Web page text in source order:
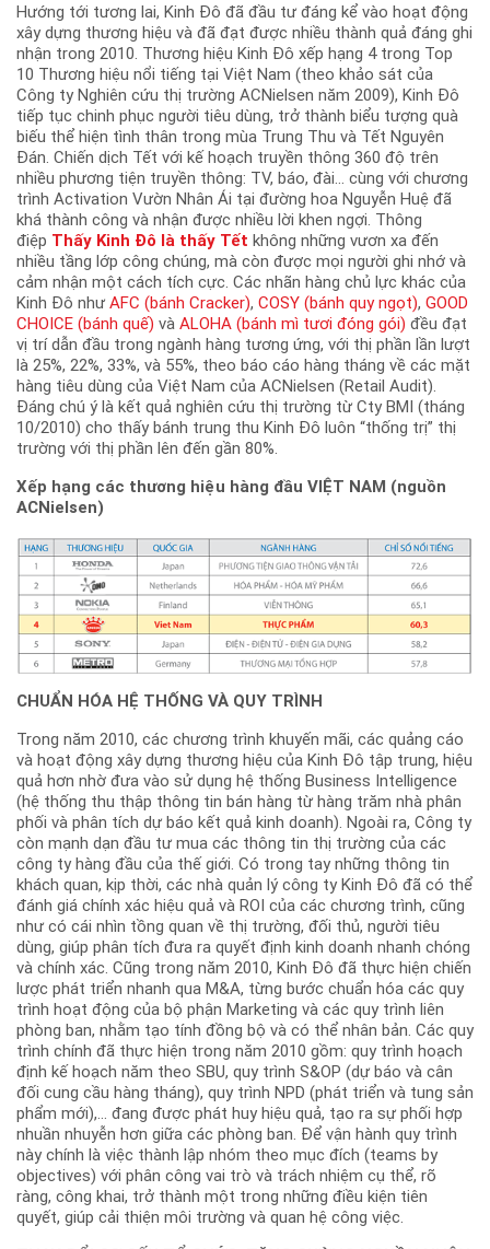
Hướng tới tương lai, Kinh Đô đã đầu tư đáng kể vào hoạt động
xây dựng thương hiệu và đã đạt được nhiều thành quả đáng ghi
nhận trong 2010. Thương hiệu Kinh Đô xếp hạng 4 trong Top
10 Thương hiệu nổi tiếng tại Việt Nam (theo khảo sát của
Công ty Nghiên cứu thị trường ACNielsen năm 2009), Kinh Đô
tiếp tục chinh phục người tiêu dùng, trở thành biểu tượng quà
biếu thể hiện tình thân trong mùa Trung Thu và Tết Nguyên
Đán. Chiến dịch Tết với kế hoạch truyền thông 360 độ trên
nhiều phương tiện truyền thông: TV, báo, đài… cùng với chương
trình Activation Vườn Nhân Ái tại đường hoa Nguyễn Huệ đã
khá thành công và nhận được nhiều lời khen ngợi. Thông
điệp Thấy Kinh Đô là thấy Tết không những vươn xa đến
nhiều tầng lớp công chúng, mà còn được mọi người ghi nhớ và
cảm nhận một cách tích cực. Các nhãn hàng chủ lực khác của
Kinh Đô như AFC (bánh Cracker), COSY (bánh quy ngọt), GOOD
CHOICE (bánh quế) và ALOHA (bánh mì tươi đóng gói) đều đạt
vị trí dẫn đầu trong ngành hàng tương ứng, với thị phần lần lượt
là 25%, 22%, 33%, và 55%, theo báo cáo hàng tháng về các mặt
hàng tiêu dùng của Việt Nam của ACNielsen (Retail Audit).
Đáng chú ý là kết quả nghiên cứu thị trường từ Cty BMI (tháng
10/2010) cho thấy bánh trung thu Kinh Đô luôn “thống trị” thị
trường với thị phần lên đến gần 80%.
Xếp hạng các thương hiệu hàng đầu VIỆT NAM (nguồn
ACNielsen)
CHUẨN HÓA HỆ THỐNG VÀ QUY TRÌNH
Trong năm 2010, các chương trình khuyến mãi, các quảng cáo
và hoạt động xây dựng thương hiệu của Kinh Đô tập trung, hiệu
quả hơn nhờ đưa vào sử dụng hệ thống Business Intelligence
(hệ thống thu thập thông tin bán hàng từ hàng trăm nhà phân
phối và phân tích dự báo kết quả kinh doanh). Ngoài ra, Công ty
còn mạnh dạn đầu tư mua các thông tin thị trường của các
công ty hàng đầu của thế giới. Có trong tay những thông tin
khách quan, kịp thời, các nhà quản lý công ty Kinh Đô đã có thể
đánh giá chính xác hiệu quả và ROI của các chương trình, cũng
như có cái nhìn tồng quan về thị trường, đối thủ, người tiêu
dùng, giúp phân tích đưa ra quyết định kinh doanh nhanh chóng
và chính xác. Cũng trong năm 2010, Kinh Đô đã thực hiện chiến
lược phát triển nhanh qua M&A, từng bước chuẩn hóa các quy
trình hoạt động của bộ phận Marketing và các quy trình liên
phòng ban, nhằm tạo tính đồng bộ và có thể nhân bản. Các quy
trình chính đã thực hiện trong năm 2010 gồm: quy trình hoạch
định kế hoạch năm theo SBU, quy trình S&OP (dự báo và cân
đối cung cầu hàng tháng), quy trình NPD (phát triển và tung sản
phẩm mới),… đang được phát huy hiệu quả, tạo ra sự phối hợp
nhuần nhuyễn hơn giữa các phòng ban. Để vận hành quy trình
này chính là việc thành lập nhóm theo mục đích (teams by
objectives) với phân công vai trò và trách nhiệm cụ thể, rõ
ràng, công khai, trở thành một trong những điều kiện tiên
quyết, giúp cải thiện môi trường và quan hệ công việc.